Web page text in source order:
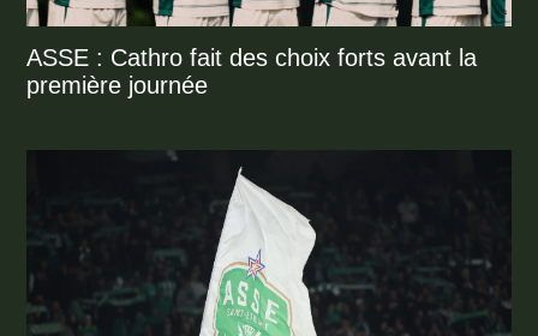
ASSE : Cathro fait des choix forts avant la
première journée